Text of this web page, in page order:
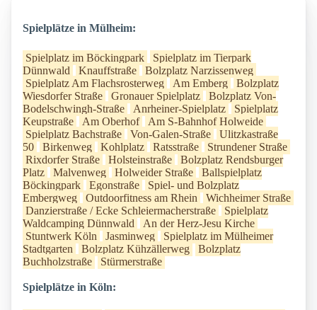
Spielplätze in Mülheim:
Spielplatz im Böckingpark
Spielplatz im Tierpark
Dünnwald
Knauffstraße
Bolzplatz Narzissenweg
Spielplatz Am Flachsrosterweg
Am Emberg
Bolzplatz
Wiesdorfer Straße
Gronauer Spielplatz
Bolzplatz Von-
Bodelschwingh-Straße
Anrheiner-Spielplatz
Spielplatz
Keupstraße
Am Oberhof
Am S-Bahnhof Holweide
Spielplatz Bachstraße
Von-Galen-Straße
Ulitzkastraße
50
Birkenweg Kohlplatz Ratsstraße
Strundener Straße
Rixdorfer Straße
Holsteinstraße
Bolzplatz Rendsburger
Platz
Malvenweg Holweider Straße
Ballspielplatz
Böckingpark
Egonstraße
Spiel- und Bolzplatz
Embergweg
Outdoorfitness am Rhein
Wichheimer Straße
Danzierstraße / Ecke Schleiermacherstraße
Spielplatz
Waldcamping Dünnwald
An der Herz-Jesu Kirche
Stuntwerk Köln
Jasminweg
Spielplatz im Mülheimer
Stadtgarten
Bolzplatz Kühzällerweg
Bolzplatz
Buchholzstraße
Stürmerstraße
Spielplätze in Köln: